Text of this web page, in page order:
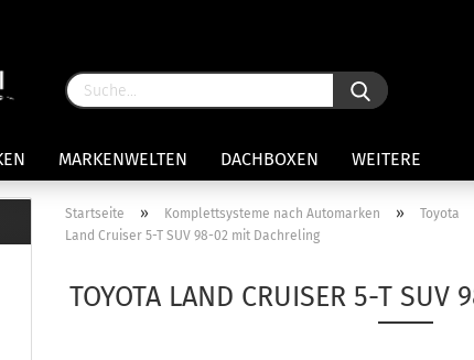
MARKENWELTEN DACHBOXEN WEITERE
Startseite » Komplettsysteme nach Automarken » Toyota
Land Cruiser 5-T SUV 98-02 mit Dachreling
TOYOTA LAND CRUISER 5-T SUV